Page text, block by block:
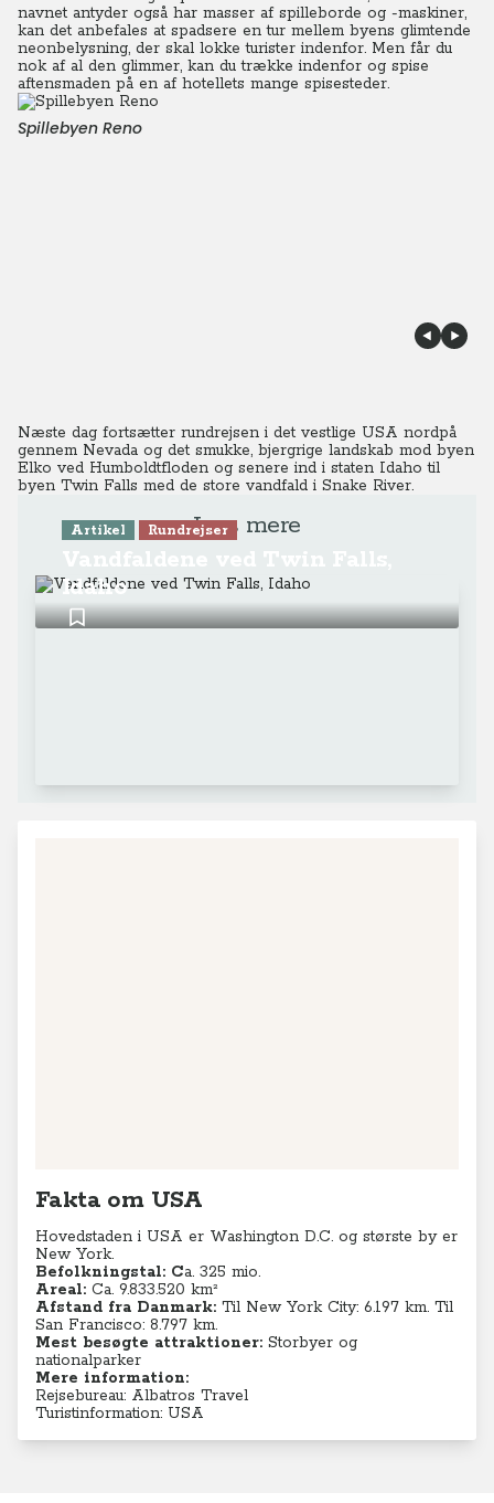
navnet antyder også har masser af spilleborde og -maskiner,
kan det anbefales at spadsere en tur mellem byens glimtende
neonbelysning, der skal lokke turister indenfor. Men får du
nok af al den glimmer, kan du trække indenfor og spise
aftensmaden på en af hotellets mange spisesteder.
Spillebyen Reno
Næste dag fortsætter rundrejsen i det vestlige USA nordpå
gennem Nevada og det smukke, bjergrige landskab mod byen
Elko ved Humboldtfloden og senere ind i staten Idaho til
byen Twin Falls med de store vandfald i Snake River.
Læs mere
Artikel Rundrejser
Idaho
Fakta om USA
Hovedstaden i USA er Washington D.C. og største by er
New York.
Befolkningstal: Ca. 325 mio.
Areal: Ca. 9.833.520 km²
Afstand fra Danmark: Til New York City: 6.197 km. Til
San Francisco: 8.797 km.
Mest besøgte attraktioner: Storbyer og
nationalparker
Mere information:
Rejsebureau: Albatros Travel
Turistinformation: USA